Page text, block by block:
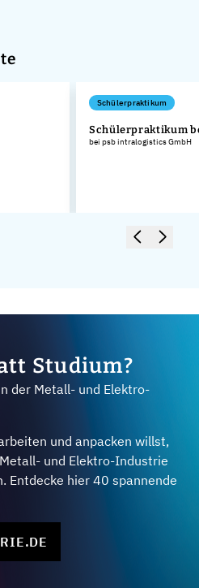
Schülerpraktikum
Schülerpraktikum
bei psb intralogistics GmbH
Studium?
der Metall- und Elektro-
und anpacken willst,
und Elektro-Industrie
Entdecke hier 40 spannende